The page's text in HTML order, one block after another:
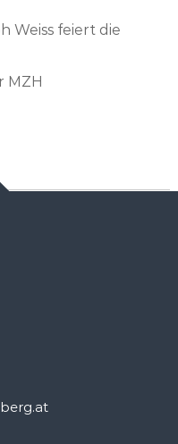
Weiss feiert die
MZH